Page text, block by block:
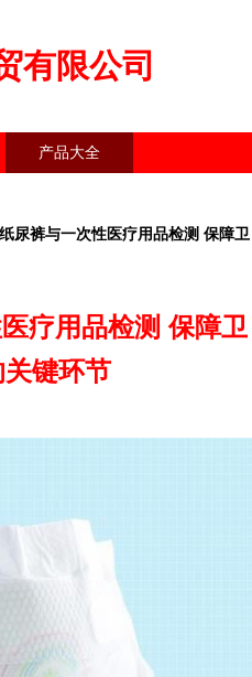
有限公司
产品大全
尿裤与一次性医疗用品检测 保障卫
疗用品检测 保障卫
键环节